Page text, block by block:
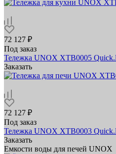
72 127 ₽
Под заказ
Тележка UNOX XTB0005
Заказать
72 127 ₽
Под заказ
Тележка UNOX XTB0003
Заказать
Емкости воды для печей UNOX